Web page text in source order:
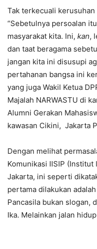
Tak terkecuali
“Sebetulnya persoalan
masyarakat kita. Ini, kan,
dan taat beragama
jangan kita ini disusupi
pertahanan bangsa ini
yang juga Wakil Ketua
Majalah NARWASTU di
Alumni Gerakan
kawasan Cikini, Jakarta
Dengan melihat
Komunikasi IISIP
Jakarta, ini seperti
pertama dilakukan
Pancasila bukan slogan,
Ika. Melainkan jalan